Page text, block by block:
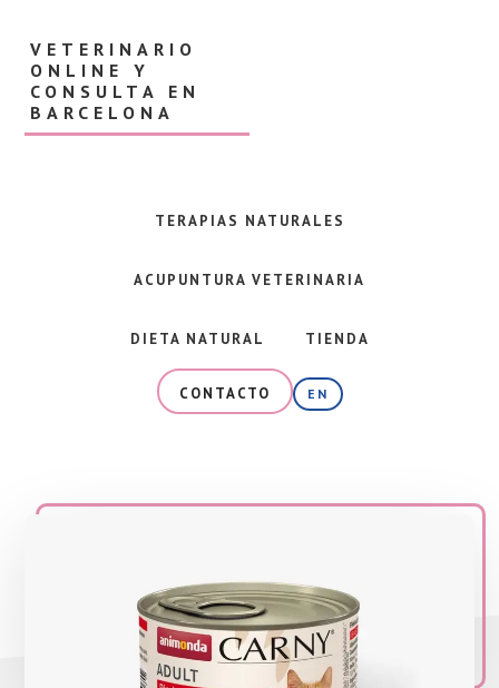
main
content
footerVETERINARIO
ONLINE Y
CONSULTA EN
BARCELONA
TERAPIAS NATURALES
ACUPUNTURA VETERINARIA
DIETA NATURAL TIENDA
CONTACTO EN